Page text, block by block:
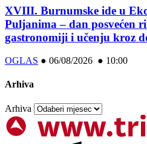
XVIII. Burnumske ide u
Puljanima – dan posvećen
gastronomiji i učenju kroz
OGLAS ● 06/08/2026 ● 10:00
Arhiva
Arhiva